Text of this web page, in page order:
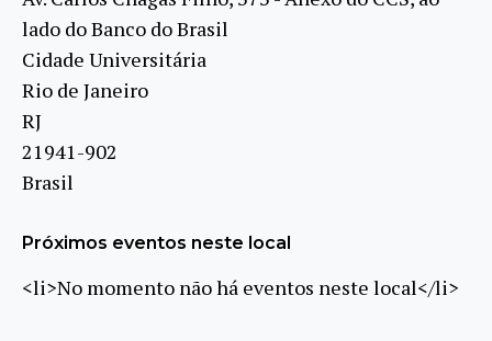
lado do Banco do Brasil
Cidade Universitária
Rio de Janeiro
RJ
21941-902
Brasil
Próximos eventos neste local
<li>No momento não há eventos neste local</li>